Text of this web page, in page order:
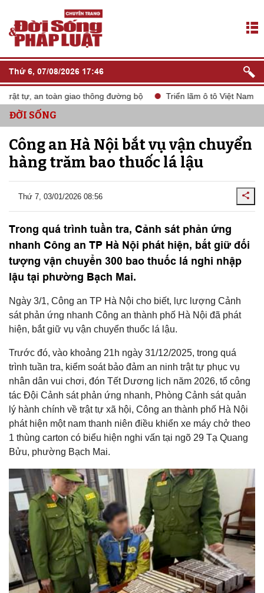
Thứ 6, 07/08/2026 17:46
tự, an toàn giao thông đường bộ Triển lãm ô tô Việt Nam
ĐỜI SỐNG
Công an Hà Nội bắt vụ vận chuyển
hàng trăm bao thuốc lá lậu
Thứ 7, 03/01/2026 08:56
Trong quá trình tuần tra, Cảnh sát phản ứng
nhanh Công an TP Hà Nội phát hiện, bắt giữ đối
tượng vận chuyển 300 bao thuốc lá nghi nhập
lậu tại phường Bạch Mai.
Ngày 3/1, Công an TP Hà Nội cho biết, lực lượng Cảnh
sát phản ứng nhanh Công an thành phố Hà Nội đã phát
hiện, bắt giữ vụ vận chuyển thuốc lá lậu.
Trước đó, vào khoảng 21h ngày 31/12/2025, trong quá
trình tuần tra, kiểm soát bảo đảm an ninh trật tự phục vụ
nhân dân vui chơi, đón Tết Dương lịch năm 2026, tổ công
tác Đội Cảnh sát phản ứng nhanh, Phòng Cảnh sát quản
lý hành chính về trật tự xã hội, Công an thành phố Hà Nội
phát hiện một nam thanh niên điều khiển xe máy chở theo
1 thùng carton có biểu hiện nghi vấn tại ngõ 29 Tạ Quang
Bửu, phường Bạch Mai.